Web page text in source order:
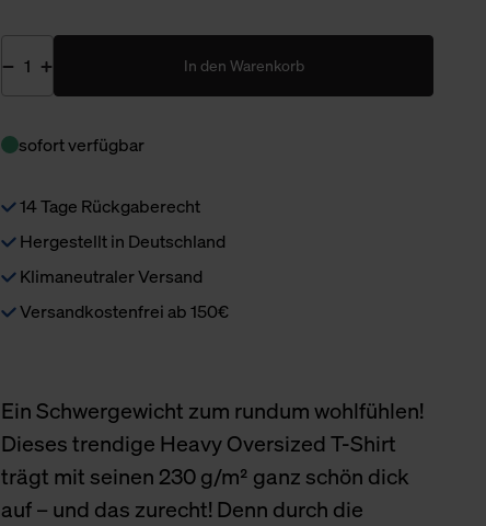
In den Warenkorb
sofort verfügbar
14 Tage Rückgaberecht
Hergestellt in Deutschland
Klimaneutraler Versand
Versandkostenfrei ab 150€
Ein Schwergewicht zum rundum wohlfühlen!
Dieses trendige Heavy Oversized T-Shirt
trägt mit seinen 230 g/m² ganz schön dick
auf – und das zurecht! Denn durch die